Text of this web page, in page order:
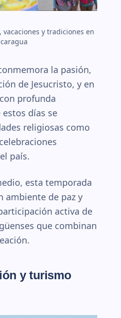
vacaciones y tradiciones en
la pasión,
de Jesucristo, y en
profunda
días se
religiosas como
país.
esta temporada
ambiente de paz y
activa de
que combinan
y turismo